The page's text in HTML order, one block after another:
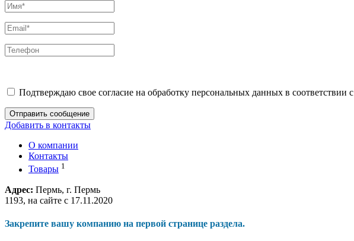
Подтверждаю свое согласие на обработку персональных данных в соответствии с
Отправить сообщение
Добавить в контакты
О компании
Контакты
Товары 1
Адрес: Пермь, г. Пермь
1193, на сайте с 17.11.2020
Закрепите вашу компанию на первой странице раздела.